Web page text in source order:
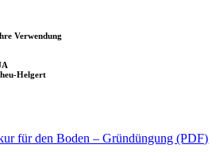
Verwendung
Helgert
für den Boden – Gründüngung (PDF)